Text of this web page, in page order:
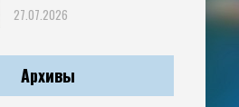
27.07.2026
Архивы